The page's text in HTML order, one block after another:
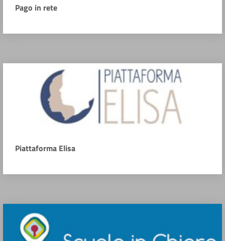
Pago in rete
Piattaforma Elisa